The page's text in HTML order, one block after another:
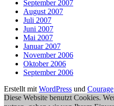
September 2007
August 2007
Juli 2007
Juni 2007
Mai 2007
Januar 2007
November 2006
Oktober 2006
September 2006
Erstellt mit WordPress und Courage
Diese Website benutzt Cookies.